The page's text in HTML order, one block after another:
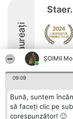
ȘOIMII
09:09
Bună, suntem
să faceți clic pe
corespunzător! 🙂
Laureați
Organizator Ranking
BRIGHT SOLUTIONS BR SRL